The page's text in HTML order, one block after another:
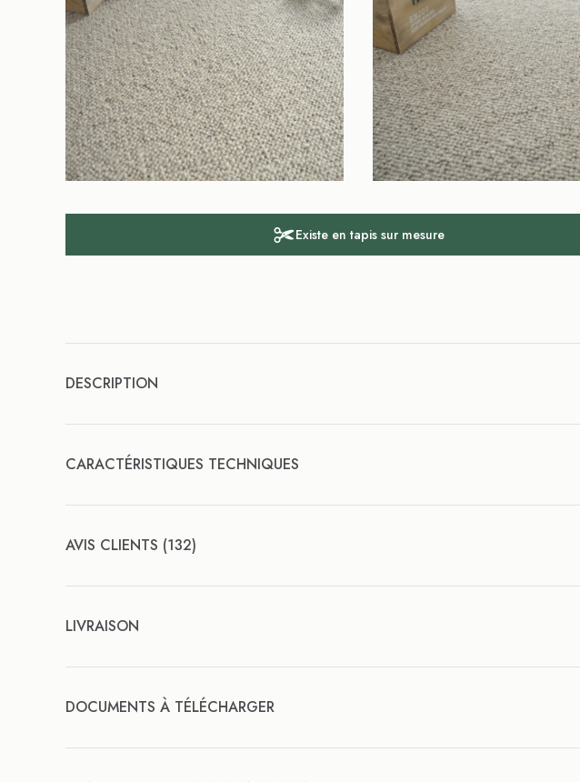
Existe en tapis sur mesure
DESCRIPTION
CARACTÉRISTIQUES TECHNIQUES
AVIS CLIENTS (132)
LIVRAISON
DOCUMENTS À TÉLÉCHARGER